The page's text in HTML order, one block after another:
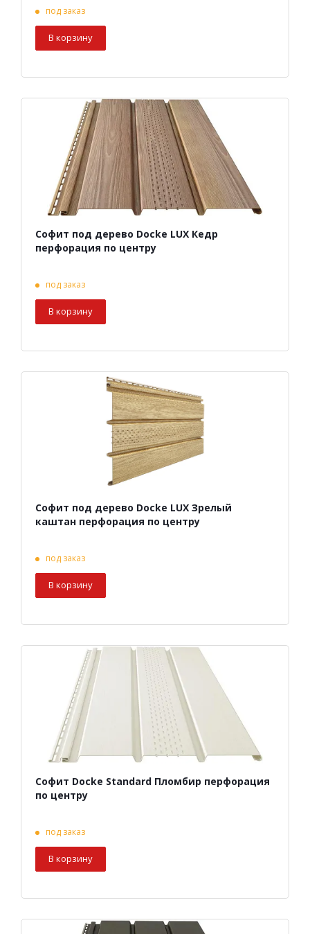
под заказ
В корзину
Софит под дерево Docke LUX Кедр
перфорация по центру
под заказ
В корзину
Софит под дерево Docke LUX Зрелый
каштан перфорация по центру
под заказ
В корзину
Софит Docke Standard Пломбир перфорация
по центру
под заказ
В корзину